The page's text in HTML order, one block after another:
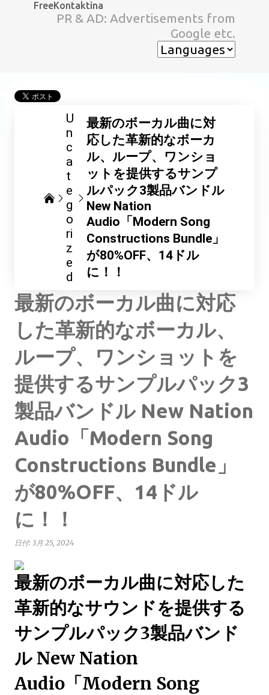
スキップしてメイン コンテンツに移動
FreeKontaktina
PR & AD: Advertisements from
Google etc.
U
n
c
a
t
e
g
o
ri
z
e
d
最新のボーカル曲に対
応した革新的なボーカ
ル、ループ、ワンショ
ットを提供するサンプ
ルパック3製品バンドル
New Nation
Audio「Modern Song
Constructions Bundle」
が80%OFF、14ドル
に！！
最新のボーカル曲に対応
した革新的なボーカル、
ループ、ワンショットを
提供するサンプルパック3
製品バンドル New Nation
Audio「Modern Song
Constructions Bundle」
が80%OFF、14ドル
に！！
日付: 3月 25, 2024
最新のボーカル曲に対応した
革新的なサウンドを提供する
サンプルパック3製品バンド
ル New Nation
Audio「Modern Song